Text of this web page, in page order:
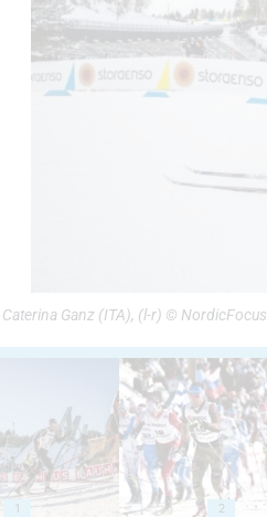
Caterina Ganz (ITA), (l-r) © NordicFocus
1 2